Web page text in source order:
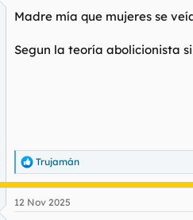
i
n
e
Madre mía que mujeres se
Segun la teoría abolicionista
R
e
a
c
Trujamán
12 Nov 2025